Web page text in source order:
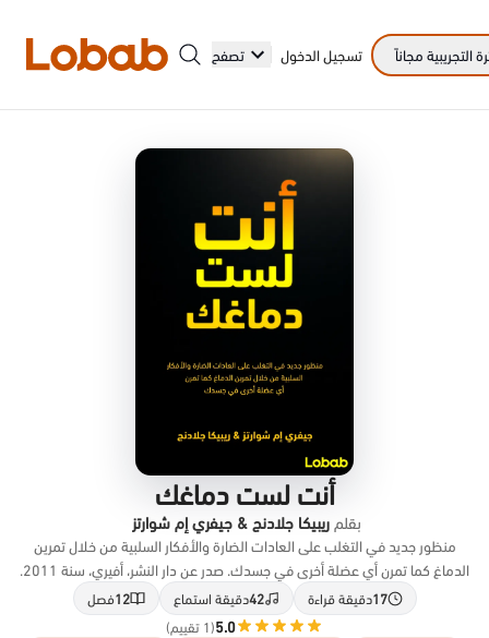
تصفح تسجيل الدخول التجريبية مجاناً
أنت لست دماغك
بقلم ريبيكا جلادنج & جيفري إم شوارتز
منظور جديد في التغلب على العادات الضارة والأفكار السلبية من خلال تمرين
الدماغ كما تمرن أي عضلة أخرى في جسدك. صدر عن دار النشر، أفيري، سنة 2011.
17دقيقة قراءة 42دقيقة استماع 12فصل
5.0(1 تقييم)